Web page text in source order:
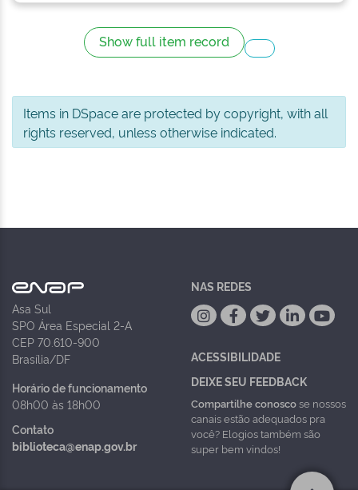
Show full item record
Items in DSpace are protected by copyright, with all
rights reserved, unless otherwise indicated.
Asa Sul
SPO Área Especial 2-A
CEP 70.610-900
Brasília/DF
Horário de funcionamento
08h00 às 18h00
Contato
biblioteca@enap.gov.br
NAS REDES
ACESSIBILIDADE
DEIXE SEU FEEDBACK
Compartilhe conoscose nossos
canais estão adequados pra
você? Elogios também são
super bem vindos!